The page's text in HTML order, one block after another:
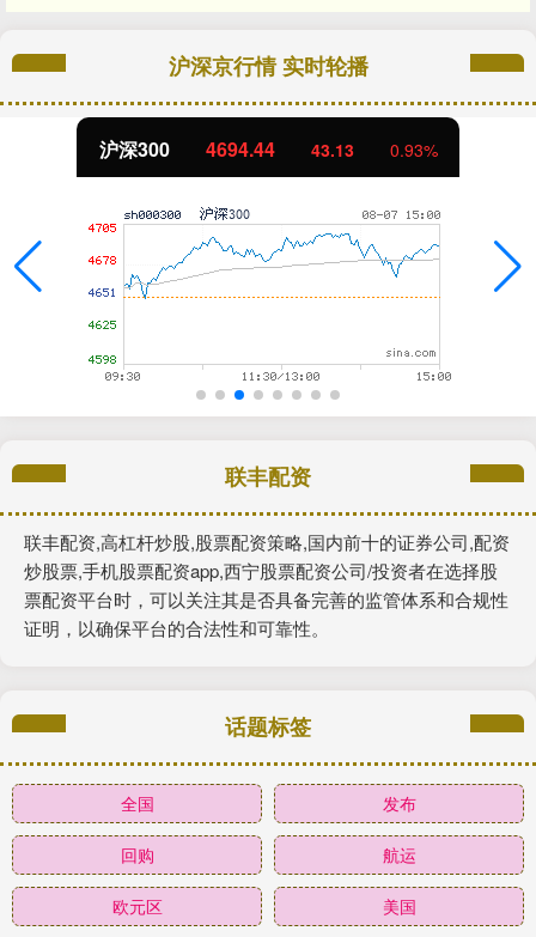
沪深京行情 实时轮播
沪深300 4694.44 43.13 0.93%
联丰配资
联丰配资,高杠杆炒股,股票配资策略,国内前十的证券公司,配资
炒股票,手机股票配资app,西宁股票配资公司/投资者在选择股
票配资平台时，可以关注其是否具备完善的监管体系和合规性
证明，以确保平台的合法性和可靠性。
话题标签
全国 发布
回购 航运
欧元区 美国